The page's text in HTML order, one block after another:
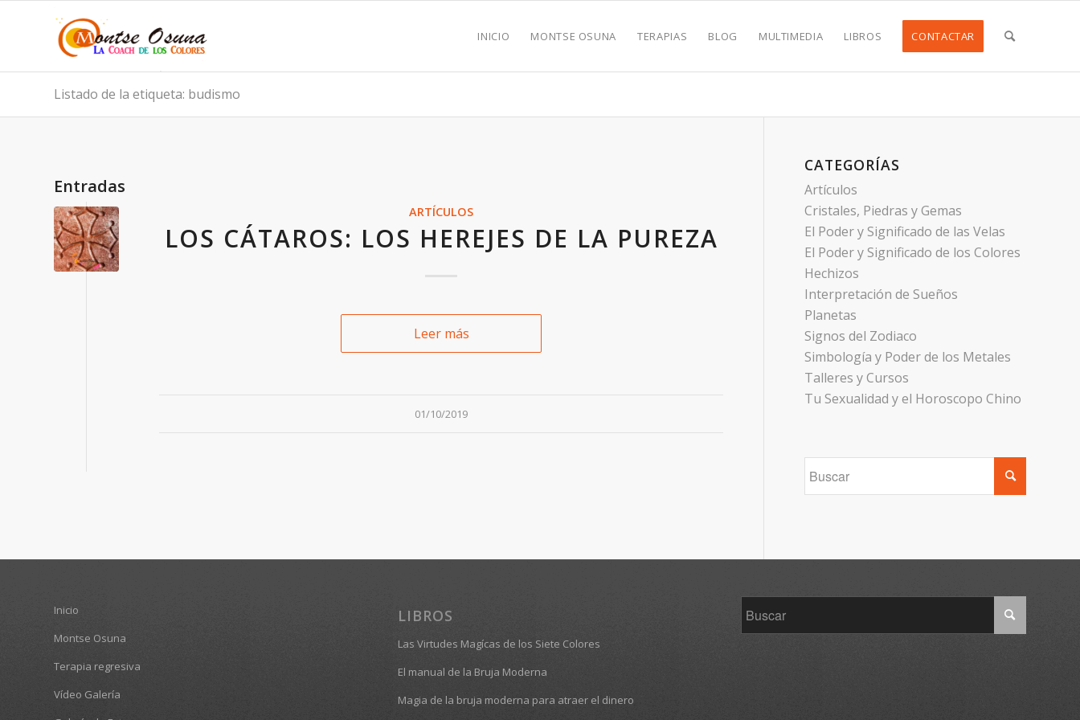
INICIO MONTSE OSUNA TERAPIAS BLOG MULTIMEDIA LIBROS CONTACTAR
Listado de la etiqueta: budismo
Entradas
ARTÍCULOS
LOS CÁTAROS: LOS HEREJES DE LA PUREZA
Leer más
01/10/2019
CATEGORÍAS
Artículos
Cristales, Piedras y Gemas
El Poder y Significado de las Velas
El Poder y Significado de los Colores
Hechizos
Interpretación de Sueños
Planetas
Signos del Zodiaco
Simbología y Poder de los Metales
Talleres y Cursos
Tu Sexualidad y el Horoscopo Chino
Inicio
Montse Osuna
Terapia regresiva
Vídeo Galería
LIBROS
Las Virtudes Magícas de los Siete Colores
El manual de la Bruja Moderna
Magia de la bruja moderna para atraer el dinero